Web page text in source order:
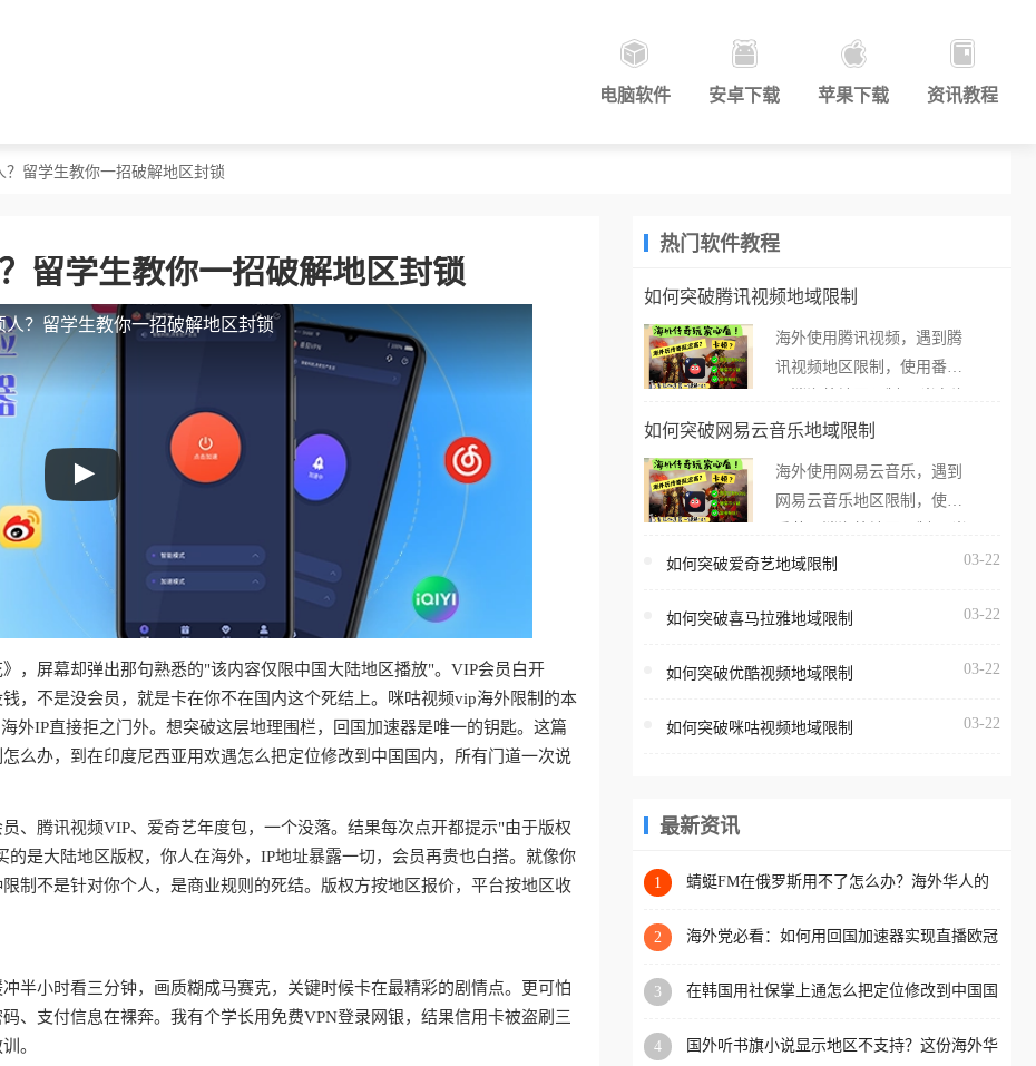
电脑软件 安卓下载 苹果下载 资讯教程
留学生教你一招破解地区封锁
留学生教你一招破解地区封锁
？留学生教你一招破解地区封锁
，屏幕却弹出那句熟悉的"该内容仅限中国大陆地区播放"。VIP会员白开
，不是没会员，就是卡在你不在国内这个死结上。咪咕视频vip海外限制的本
外IP直接拒之门外。想突破这层地理围栏，回国加速器是唯一的钥匙。这篇
么办，到在印度尼西亚用欢遇怎么把定位修改到中国国内，所有门道一次说
、腾讯视频VIP、爱奇艺年度包，一个没落。结果每次点开都提示"由于版权
是大陆地区版权，你人在海外，IP地址暴露一切，会员再贵也白搭。就像你
制不是针对你个人，是商业规则的死结。版权方按地区报价，平台按地区收
半小时看三分钟，画质糊成马赛克，关键时候卡在最精彩的剧情点。更可怕
、支付信息在裸奔。我有个学长用免费VPN登录网银，结果信用卡被盗刷三
。
热门软件教程
如何突破腾讯视频地域限制
海外使用腾讯视频，遇到腾
讯视频地区限制，使用番茄
外打开腾讯视频，却突然弹
地区无法播放”的提示语。
海外用户如香港、澳门、台
亚、欧洲等国家和地区时，
台一样，出现地区及版权限
地区播放。 遇到这个问题的
区工作、留学、定居等，都
权限制所困扰。
如何突破网易云音乐地域限制
海外使用网易云音乐，遇到
网易云音乐地区限制，使用
在海外打开网易云音乐，却
所在的地区无法播放”的提示
门、台湾、美国、加拿大、
区时，网易云音乐也会像其
回国加速器，即可解决「海
版权限制」的问题，无论人
国、加拿大、澳大利亚、欧
学、定居等，都可以使用，
如何突破爱奇艺地域限制 03-22
如何突破喜马拉雅地域限制 03-22
如何突破优酷视频地域限制 03-22
如何突破咪咕视频地域限制 03-22
最新资讯
1
蜻蜓FM在俄罗斯用不了怎么办？海外华人的
2
海外党必看：如何用回国加速器实现直播欧冠
3
在韩国用社保掌上通怎么把定位修改到中国国
4
国外听书旗小说显示地区不支持？这份海外华